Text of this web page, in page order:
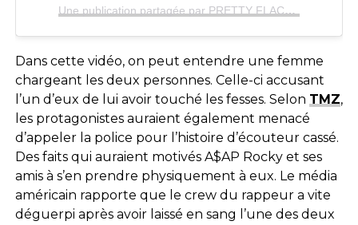
Une publication partagée par PRETTY FLACKO (@asaprocky)
Dans cette vidéo, on peut entendre une femme
chargeant les deux personnes. Celle-ci accusant
l’un d’eux de lui avoir touché les fesses. Selon TMZ,
les protagonistes auraient également menacé
d’appeler la police pour l’histoire d’écouteur cassé.
Des faits qui auraient motivés A$AP Rocky et ses
amis à s’en prendre physiquement à eux. Le média
américain rapporte que le crew du rappeur a vite
déguerpi après avoir laissé en sang l’une des deux